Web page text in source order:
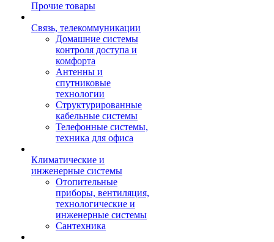
Прочие товары
Связь, телекоммуникации
Домашние системы
контроля доступа и
комфорта
Антенны и
спутниковые
технологии
Структурированные
кабельные системы
Телефонные системы,
техника для офиса
Климатические и
инженерные системы
Отопительные
приборы, вентиляция,
технологические и
инженерные системы
Сантехника